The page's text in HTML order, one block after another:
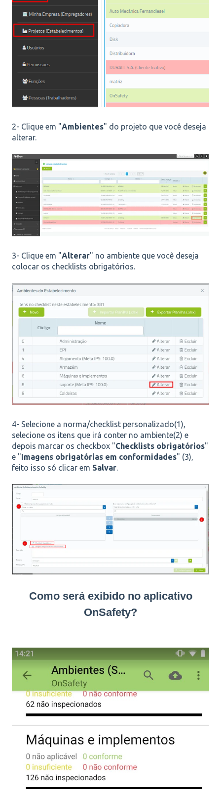
2- Clique em "Ambientes" do projeto que você deseja
alterar.
3- Clique em "Alterar" no ambiente que você deseja
colocar os checklists obrigatórios.
4- Selecione a norma/checklist personalizado(1),
selecione os itens que irá conter no ambiente(2) e
depois marcar os checkbox "Checklists obrigatórios"
e "Imagens obrigatórias em conformidades" (3),
feito isso só clicar em Salvar.
Como será exibido no aplicativo
OnSafety?